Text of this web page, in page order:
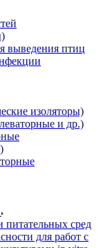
выведения птиц
изоляторы)
и др.)
питательных сред
для работ с